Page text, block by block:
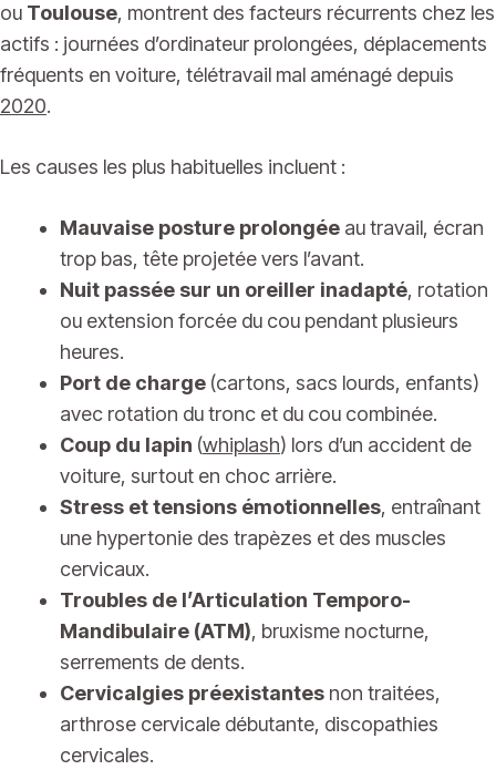
ou Toulouse, montrent des facteurs récurrents chez les
actifs : journées d’ordinateur prolongées, déplacements
fréquents en voiture, télétravail mal aménagé depuis
2020.
Les causes les plus habituelles incluent :
Mauvaise posture prolongée au travail, écran
trop bas, tête projetée vers l’avant.
Nuit passée sur un oreiller inadapté, rotation
ou extension forcée du cou pendant plusieurs
heures.
Port de charge (cartons, sacs lourds, enfants)
avec rotation du tronc et du cou combinée.
Coup du lapin (whiplash) lors d’un accident de
voiture, surtout en choc arrière.
Stress et tensions émotionnelles, entraînant
une hypertonie des trapèzes et des muscles
cervicaux.
Troubles de l’Articulation Temporo-
Mandibulaire (ATM), bruxisme nocturne,
serrements de dents.
Cervicalgies préexistantes non traitées,
arthrose cervicale débutante, discopathies
cervicales.